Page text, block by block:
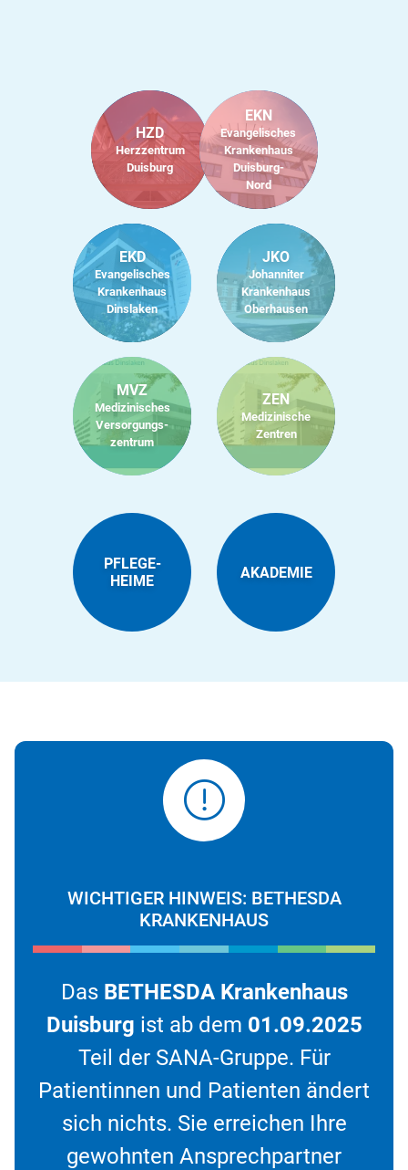
HZD
Herzzentrum
Duisburg
EKN
Evangelisches
Krankenhaus
Duisburg-
Nord
EKD
Evangelisches
Krankenhaus
Dinslaken
JKO
Johanniter
Krankenhaus
Oberhausen
MVZ
Medizinisches
Versorgungs­
zentrum
ZEN
Medizinische
Zentren
PFLEGE­
HEIME
AKADEMIE
WICHTIGER HINWEIS: BETHESDA
KRANKENHAUS
Das BETHESDA Krankenhaus
Duisburg ist ab dem 01.09.2025
Teil der SANA-Gruppe. Für
Patientinnen und Patienten ändert
sich nichts. Sie erreichen Ihre
gewohnten Ansprechpartner